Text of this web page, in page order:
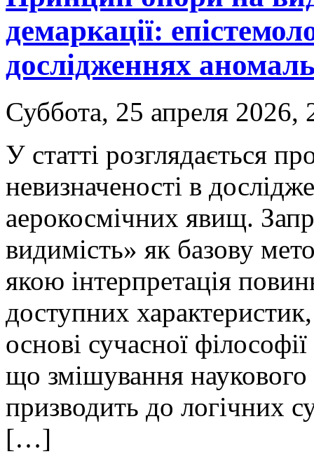
демаркації:
дослідженнях
Суббота, 25 апреля 2026,
У статті розглядається
невизначеності в
аерокосмічних явищ.
видимість» як базову
якою інтерпретація
доступних
основі сучасної
що змішування наукового
призводить до логічних
[…]